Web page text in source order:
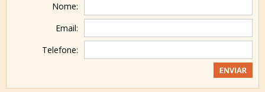
Nome:
Email:
Telefone: